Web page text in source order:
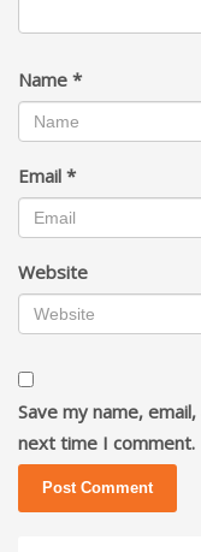
Name *
Email *
Website
Save my name,
next time I comment.